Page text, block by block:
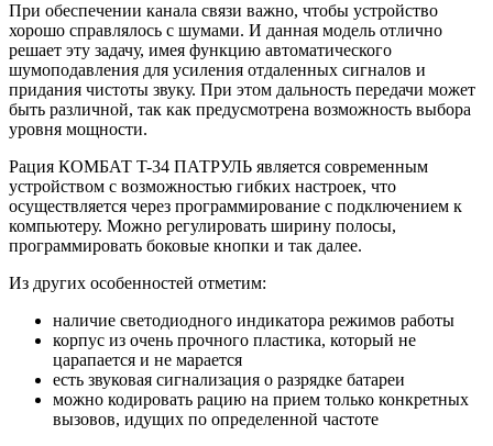
При обеспечении канала связи важно, чтобы устройство
хорошо справлялось с шумами. И данная модель отлично
решает эту задачу, имея функцию автоматического
шумоподавления для усиления отдаленных сигналов и
придания чистоты звуку. При этом дальность передачи может
быть различной, так как предусмотрена возможность выбора
уровня мощности.
Рация КОМБАТ T-34 ПАТРУЛЬ является современным
устройством с возможностью гибких настроек, что
осуществляется через программирование с подключением к
компьютеру. Можно регулировать ширину полосы,
программировать боковые кнопки и так далее.
Из других особенностей отметим:
наличие светодиодного индикатора режимов работы
корпус из очень прочного пластика, который не
царапается и не марается
есть звуковая сигнализация о разрядке батареи
можно кодировать рацию на прием только конкретных
вызовов, идущих по определенной частоте